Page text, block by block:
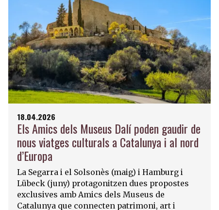
18.04.2026
Els Amics dels Museus Dalí poden gaudir de
nous viatges culturals a Catalunya i al nord
d’Europa
La Segarra i el Solsonès (maig) i Hamburg i
Lübeck (juny) protagonitzen dues propostes
exclusives amb Amics dels Museus de
Catalunya que connecten patrimoni, art i